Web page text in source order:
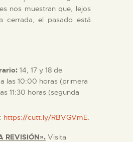
nos muestran que, lejos
cerrada, el pasado está
14, 17 y 18 de
las 10:00 horas (primera
11:30 horas (segunda
: https://cutt.ly/RBVGVmE.
REVISIÓN». Visita